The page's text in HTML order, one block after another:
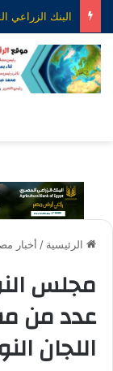
الرئيسية / أخبار
مجلس
عدد من
اللجان